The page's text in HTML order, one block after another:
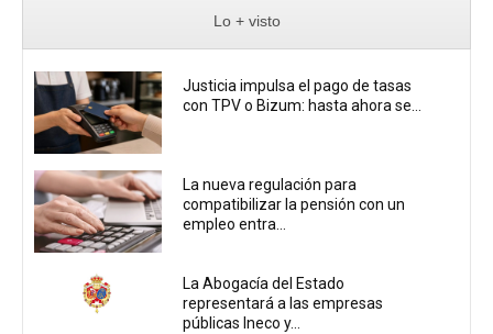
Lo + visto
Justicia impulsa el pago de tasas
con TPV o Bizum: hasta ahora se...
La nueva regulación para
compatibilizar la pensión con un
empleo entra...
La Abogacía del Estado
representará a las empresas
públicas Ineco y...